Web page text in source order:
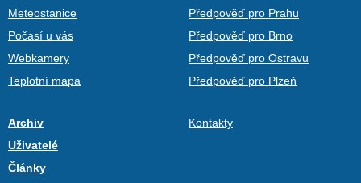
Meteostanice
Počasí u vás
Webkamery
Teplotní mapa
Předpověď pro Prahu
Předpověď pro Brno
Předpověď pro Ostravu
Předpověď pro Plzeň
Archiv
Uživatelé
Články
Kontakty